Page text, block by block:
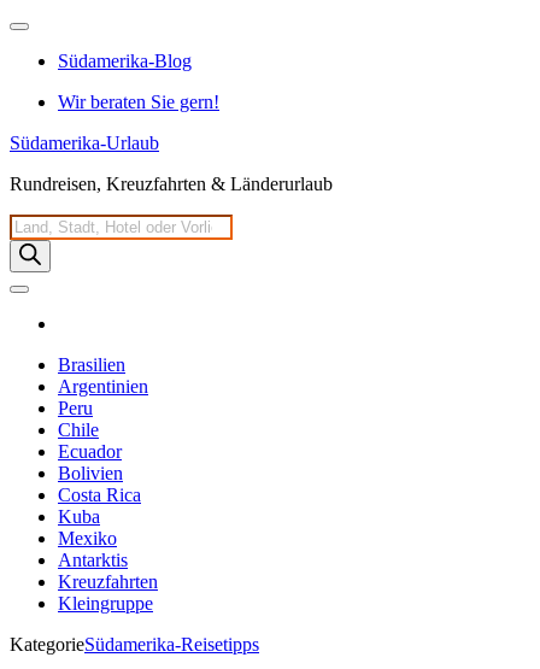
Zum
springenSüdamerika-Blog
Wir beraten Sie gern!
Südamerika-Urlaub
Rundreisen, Kreuzfahrten & Länderurlaub
Products
search
Brasilien
Argentinien
Peru
Chile
Ecuador
Bolivien
Costa Rica
Kuba
Mexiko
Antarktis
Kreuzfahrten
Kleingruppe
KategorieSüdamerika-Reisetipps